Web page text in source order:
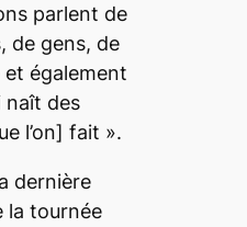
parlent de
de gens, de
et également
naît des
l’on] fait ».
dernière
la tournée